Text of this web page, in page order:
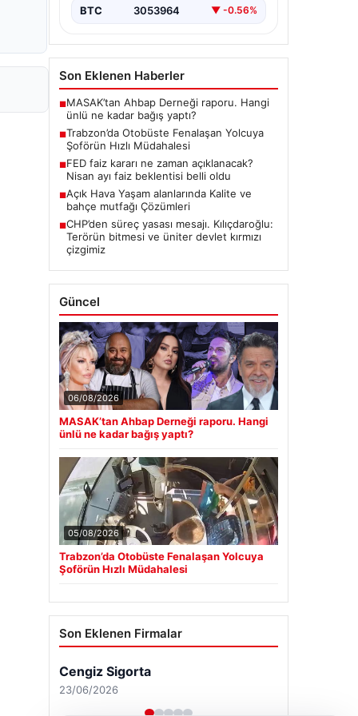
BTC 3053964 ▼ -0.56%
Son Eklenen Haberler
■MASAK’tan Ahbap Derneği raporu. Hangi
ünlü ne kadar bağış yaptı?
■Trabzon’da Otobüste Fenalaşan Yolcuya
Şoförün Hızlı Müdahalesi
■FED faiz kararı ne zaman açıklanacak?
Nisan ayı faiz beklentisi belli oldu
■Açık Hava Yaşam alanlarında Kalite ve
bahçe mutfağı Çözümleri
■CHP’den süreç yasası mesajı. Kılıçdaroğlu:
Terörün bitmesi ve üniter devlet kırmızı
çizgimiz
Güncel
06/08/2026
MASAK’tan Ahbap Derneği raporu. Hangi
ünlü ne kadar bağış yaptı?
05/08/2026
Trabzon’da Otobüste Fenalaşan Yolcuya
Şoförün Hızlı Müdahalesi
Son Eklenen Firmalar
Cengiz Sigorta
23/06/2026